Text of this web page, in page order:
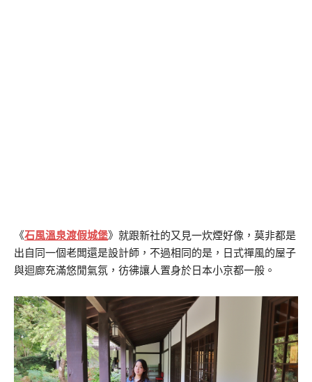
《石風溫泉渡假城堡》就跟新社的又見一炊煙好像，莫非都是
出自同一個老闆還是設計師，不過相同的是，日式禪風的屋子
與迴廊充滿悠閒氣氛，彷彿讓人置身於日本小京都一般。